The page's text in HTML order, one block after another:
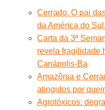
Cerrado. O pai
da América do
Carta da 3ª
revela fragilidade
Canápolis-Ba
Amazônia e
atingidos por
Agrotóxicos: